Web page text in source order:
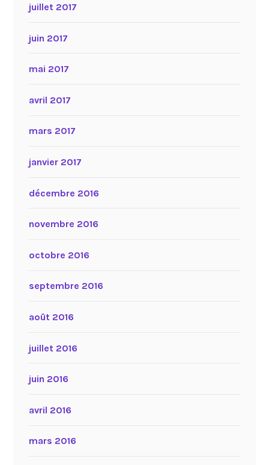
juillet 2017
juin 2017
mai 2017
avril 2017
mars 2017
janvier 2017
décembre 2016
novembre 2016
octobre 2016
septembre 2016
août 2016
juillet 2016
juin 2016
avril 2016
mars 2016